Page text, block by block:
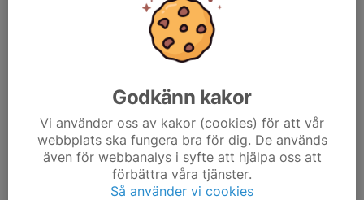
Vi kör sprintorientering i intervallform:
3–4 × 5 min i tävlingsfart 🔥
Spring gärna tillsammans – starta t.ex. med 15 sek
mellanrum för bra tempo och fokus.
Spärrar: Finns – endast markerade med violett på kartan
Godkänn kakor
Vi använder oss av kakor (cookies) för att vår
webbplats ska fungera bra för dig. De används
även för webbanalys i syfte att hjälpa oss att
förbättra våra tjänster.
Så använder vi cookies